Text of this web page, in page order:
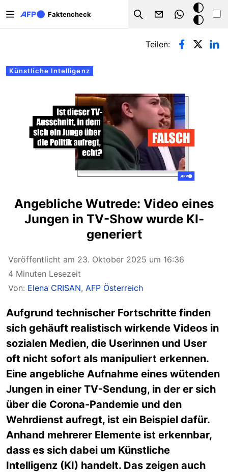
Faktencheck
Search
Dark
Mode
Primäre Reiter
Künstliche Intelligenz
Teilen:
Angebliche Wutrede: Video eines
Jungen in TV-Show wurde KI-
generiert
Veröffentlicht am 23. Oktober 2025 um 16:36
4 Minuten Lesezeit
Von: Elena CRISAN, AFP Österreich
Aufgrund technischer Fortschritte finden
sich gehäuft realistisch wirkende Videos in
sozialen Medien, die Userinnen und User
oft nicht sofort als manipuliert erkennen.
Eine angebliche Aufnahme eines wütenden
Jungen in einer TV-Sendung, in der er sich
über die Corona-Pandemie und den
Wehrdienst aufregt, ist ein Beispiel dafür.
Anhand mehrerer Elemente ist erkennbar,
dass es sich dabei um Künstliche
Intelligenz (KI) handelt. Das zeigen auch